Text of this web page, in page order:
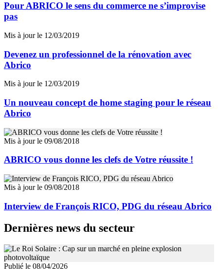
Pour ABRICO le sens du commerce ne s’improvise
pas
Mis à jour le 12/03/2019
Devenez un professionnel de la rénovation avec
Abrico
Mis à jour le 12/03/2019
Un nouveau concept de home staging pour le réseau
Abrico
Mis à jour le 09/08/2018
ABRICO vous donne les clefs de Votre réussite !
Mis à jour le 09/08/2018
Interview de François RICO, PDG du réseau Abrico
Dernières news du secteur
Publié le 08/04/2026